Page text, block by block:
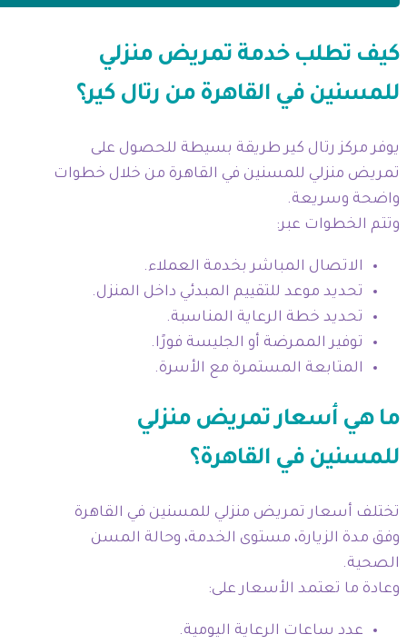
كيف تطلب خدمة تمريض منزلي
للمسنين في القاهرة من رتال كير؟
يوفر مركز رتال كير طريقة بسيطة للحصول على
تمريض منزلي للمسنين في القاهرة من خلال خطوات
واضحة وسريعة.
وتتم الخطوات عبر:
الاتصال المباشر بخدمة العملاء.
تحديد موعد للتقييم المبدئي داخل المنزل.
تحديد خطة الرعاية المناسبة.
توفير الممرضة أو الجليسة فورًا.
المتابعة المستمرة مع الأسرة.
ما هي أسعار تمريض منزلي
للمسنين في القاهرة؟
تختلف أسعار تمريض منزلي للمسنين في القاهرة
وفق مدة الزيارة، مستوى الخدمة، وحالة المسن
الصحية.
وعادة ما تعتمد الأسعار على:
عدد ساعات الرعاية اليومية.